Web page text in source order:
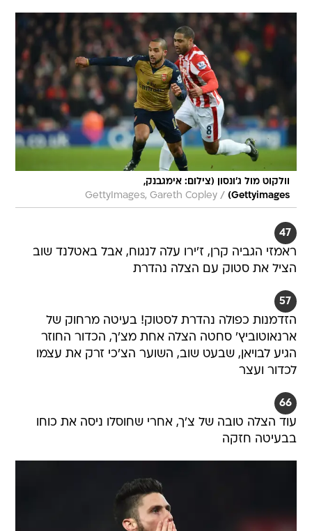
וולקוט מול ג'ונסון (צילום: אימגבנק,
Gettyimages)
/
GettyImages, Gareth Copley
47
ראמזי הגביה קרן, ז'ירו עלה לנגוח, אבל באטלנד שוב
הציל את סטוק עם הצלה נהדרת
57
הזדמנות כפולה נהדרת לסטוק! בעיטה מרחוק של
ארנאוטוביץ' סחטה הצלה אחת מצ'ך, הכדור החוזר
הגיע לבויאן, שבעט שוב, השוער הצ'כי זרק את עצמו
לכדור ועצר
66
עוד הצלה טובה של צ'ך, אחרי שחוסלו ניסה את כוחו
בבעיטה חזקה